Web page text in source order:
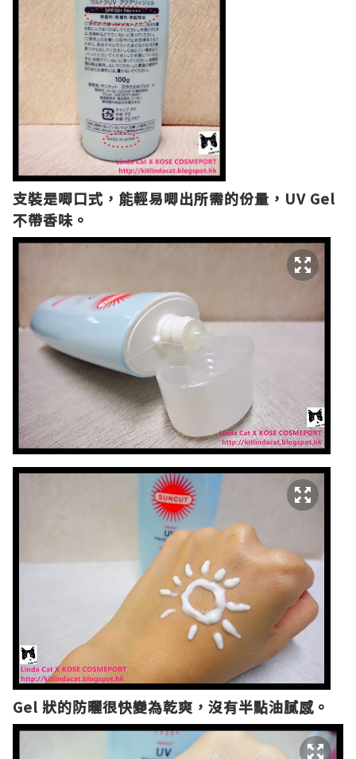
支裝是唧口式， 能輕易唧出所需的份量，UV Gel
不帶香味。
Gel 狀的防曬很快變為乾爽，沒有半點油膩感。